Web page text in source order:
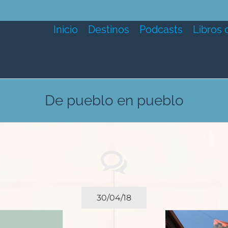
Inicio Destinos Podcasts Libros
De pueblo en pueblo
30/04/18